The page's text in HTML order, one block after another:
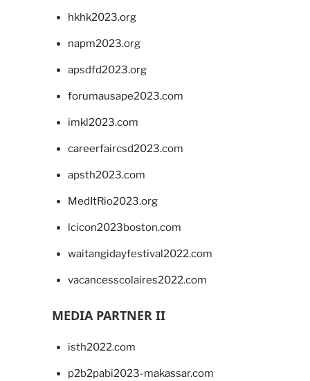
hkhk2023.org
napm2023.org
apsdfd2023.org
forumausape2023.com
imkl2023.com
careerfaircsd2023.com
apsth2023.com
MedItRio2023.org
lcicon2023boston.com
waitangidayfestival2022.com
vacancesscolaires2022.com
MEDIA PARTNER II
isth2022.com
p2b2pabi2023-makassar.com